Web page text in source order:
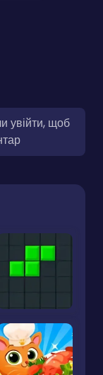
увійти, щоб